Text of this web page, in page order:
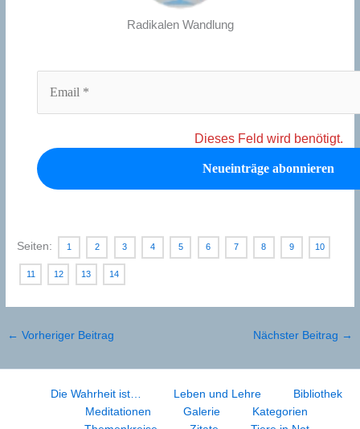
Radikalen Wandlung
Dieses Feld wird benötigt.
Seiten: 1 2 3 4 5 6 7 8 9 10
11 12 13 14
← Vorheriger Beitrag Nächster Beitrag →
Die Wahrheit ist… Leben und Lehre
Bibliothek
Meditationen
Galerie
Kategorien